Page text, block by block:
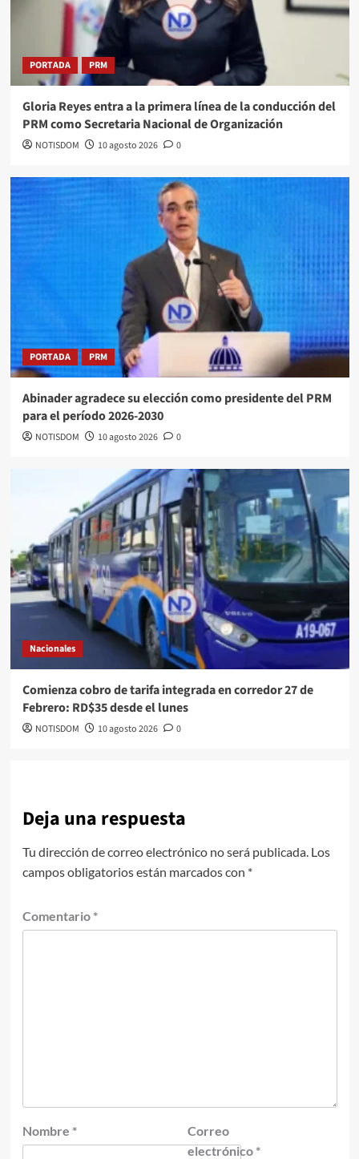
PORTADA PRM
Gloria Reyes entra a la primera línea de la conducción del
PRM como Secretaria Nacional de Organización
NOTISDOM 10 agosto 2026 0
PORTADA PRM
Abinader agradece su elección como presidente del PRM
para el período 2026-2030
NOTISDOM 10 agosto 2026 0
Nacionales
Comienza cobro de tarifa integrada en corredor 27 de
Febrero: RD$35 desde el lunes
NOTISDOM 10 agosto 2026 0
Deja una respuesta
Tu dirección de correo electrónico no será publicada. Los
campos obligatorios están marcados con *
Comentario *
Nombre *
Correo
electrónico *